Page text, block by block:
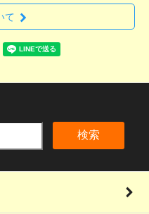
て
検索